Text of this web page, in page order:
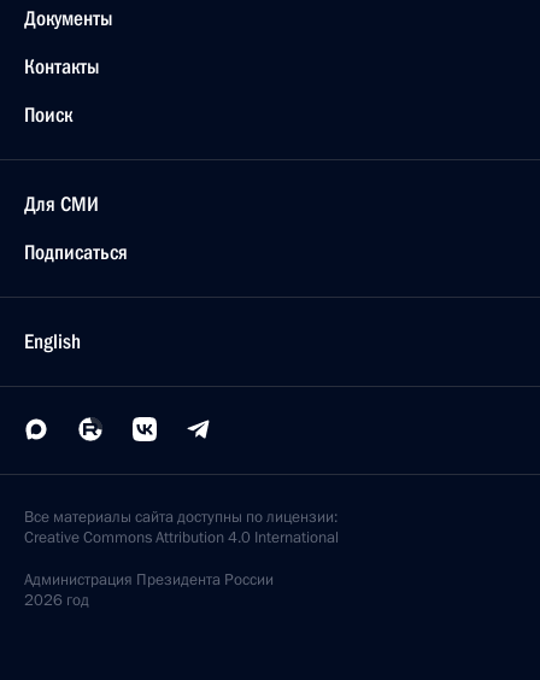
Документы
Контакты
Поиск
Для СМИ
Подписаться
English
Все материалы сайта доступны по лицензии:
Creative Commons Attribution 4.0 International
Администрация Президента России
2026 год